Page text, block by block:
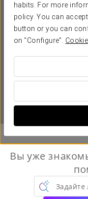
habits. For more
policy. You can
button or you can
on "Configure".

Вы уже